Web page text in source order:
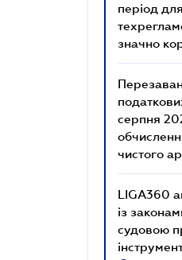
період
значно
серпня
чистого
LIGA360
із
судовою